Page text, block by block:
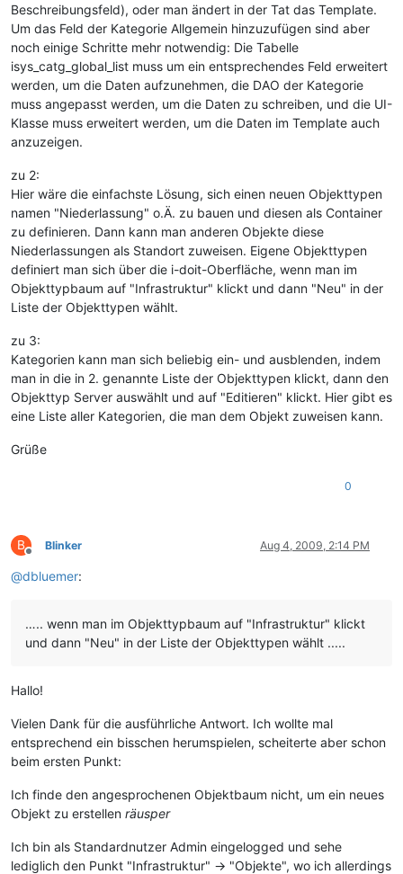
Beschreibungsfeld), oder man ändert in der Tat das Template.
Um das Feld der Kategorie Allgemein hinzuzufügen sind aber
noch einige Schritte mehr notwendig: Die Tabelle
isys_catg_global_list muss um ein entsprechendes Feld erweitert
werden, um die Daten aufzunehmen, die DAO der Kategorie
muss angepasst werden, um die Daten zu schreiben, und die UI-
Klasse muss erweitert werden, um die Daten im Template auch
anzuzeigen.
zu 2:
Hier wäre die einfachste Lösung, sich einen neuen Objekttypen
namen "Niederlassung" o.Ä. zu bauen und diesen als Container
zu definieren. Dann kann man anderen Objekte diese
Niederlassungen als Standort zuweisen. Eigene Objekttypen
definiert man sich über die i-doit-Oberfläche, wenn man im
Objekttypbaum auf "Infrastruktur" klickt und dann "Neu" in der
Liste der Objekttypen wählt.
zu 3:
Kategorien kann man sich beliebig ein- und ausblenden, indem
man in die in 2. genannte Liste der Objekttypen klickt, dann den
Objekttyp Server auswählt und auf "Editieren" klickt. Hier gibt es
eine Liste aller Kategorien, die man dem Objekt zuweisen kann.
Grüße
0
B
Offline
Blinker Aug 4, 2009, 2:14 PM
@dbluemer:
….. wenn man im Objekttypbaum auf "Infrastruktur" klickt
und dann "Neu" in der Liste der Objekttypen wählt .....
Hallo!
Vielen Dank für die ausführliche Antwort. Ich wollte mal
entsprechend ein bisschen herumspielen, scheiterte aber schon
beim ersten Punkt:
Ich finde den angesprochenen Objektbaum nicht, um ein neues
Objekt zu erstellen räusper
Ich bin als Standardnutzer Admin eingelogged und sehe
lediglich den Punkt "Infrastruktur" -> "Objekte", wo ich allerdings